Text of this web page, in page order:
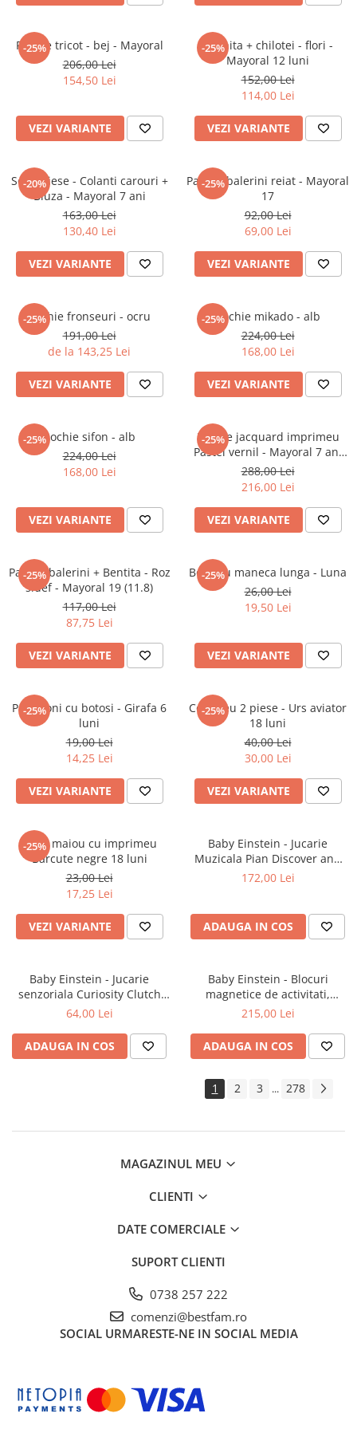
Jucarii muzicale
Jucarii pentru caini
Jucarii pentru constructii
Masinute trenulete avioane
Papusi
Puzzle
Jucarii bebelusi
Jucarii carucior
Jucarii cuburi forme culori
Jucarii de baie
Jucarii de tras sau impins
Jucarii patut sau carusele
Jucarii plus pentru bebe
Jucarii zornaitoare si muzicale
Jucarii educative
Cunoasterea mediului
Diverse jucarii educative
Experimente
Jocuri educative pentru gradinite si
Logica
Saci jucarii si cutii depozitare
-25%
Rochie tricot - bej - Mayoral
206,00 Lei
154,50 Lei
VEZI VARIANTE
-25%
Rochita + chilotei - flori -
Mayoral 12 luni
152,00 Lei
114,00 Lei
VEZI VARIANTE
-20%
Set 2 piese - Colanti carouri +
Bluza - Mayoral 7 ani
163,00 Lei
130,40 Lei
VEZI VARIANTE
-25%
Pantofi balerini reiat - Mayoral
17
92,00 Lei
69,00 Lei
VEZI VARIANTE
-25%
Rochie fronseuri - ocru
191,00 Lei
de la 143,25 Lei
VEZI VARIANTE
-25%Rochie mikado - alb
224,00 Lei
168,00 Lei
VEZI VARIANTE
-25%Rochie sifon - alb
224,00 Lei
168,00 Lei
VEZI VARIANTE
-25%
Rochie jacquard imprimeu
Pastel vernil - Mayoral 7 ani
(122 cm)
288,00 Lei
216,00 Lei
VEZI VARIANTE
-25%
Pantofi balerini + Bentita - Roz
sidef - Mayoral 19 (11.8)
117,00 Lei
87,75 Lei
VEZI VARIANTE
-25%
Body cu maneca lunga - Luna
26,00 Lei
19,50 Lei
VEZI VARIANTE
-25%
Pantaloni cu botosi - Girafa 6
luni
19,00 Lei
14,25 Lei
VEZI VARIANTE
-25%
Compleu 2 piese - Urs aviator
18 luni
40,00 Lei
30,00 Lei
VEZI VARIANTE
-25%
Body maiou cu imprimeu
Barcute negre 18 luni
23,00 Lei
17,25 Lei
VEZI VARIANTE
Baby Einstein - Jucarie
Muzicala Pian Discover and
Play
172,00 Lei
ADAUGA IN COS
Baby Einstein - Jucarie
senzoriala Curiosity Clutch
Twist & Pop Rattle Teether
64,00 Lei
ADAUGA IN COS
Baby Einstein - Blocuri
magnetice de activitati,
"Bridge & Learn" din 15 piese
215,00 Lei
ADAUGA IN COS
1 2 3 ... 278
MAGAZINUL MEU
CLIENTI
DATE COMERCIALE
SUPORT CLIENTI
0738 257 222
comenzi@bestfam.ro
SOCIAL URMARESTE-NE IN SOCIAL MEDIA